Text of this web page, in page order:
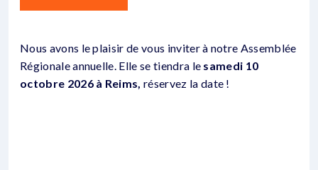
Nous avons le plaisir de vous inviter à notre Assemblée
Régionale annuelle. Elle se tiendra le samedi 10
octobre 2026 à Reims, réservez la date !